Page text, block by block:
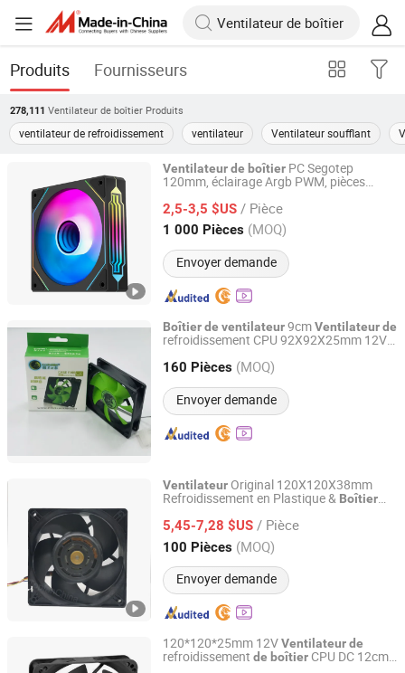
Produits Fournisseurs
278,111 Ventilateur de boîtier Produits
ventilateur de refroidissement ventilateur Ventilateur soufflant
Ventilateurde boîtier PC Segotep
120mm, éclairage Argb PWM, pièces
2,5-3,5 $US / Pièce
1 000 Pièces (MOQ)
Envoyer demande
Segotep Electronic Technology Co., Ltd.
Guangdong, China Depuis 2020
Boîtierde ventilateur9cmVentilateurde
refroidissement CPU 92X92X25mm 12V
160 Pièces (MOQ)
Envoyer demande
Sunyon Industry Co., Ltd. Dong Guan China
Guangdong, China Depuis 2012
Ventilateur Original 120X120X38mm
Refroidissement en Plastique & Boîtier
Courant Continu 120mm Extracteur
Radial 24
Ventilateur
5,45-7,28 $US / Pièce
100 Pièces (MOQ)
Envoyer demande
Shenzhen Topfan Technology Development Co., Ltd.
Guangdong, China Depuis 2021
120*120*25mm 12VVentilateurde
refroidissement de boîtier CPU DC 12cm
Sunyon Industry Co., Ltd. Dong Guan China